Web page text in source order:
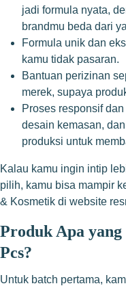
jadi formula nyata,
brandmu beda dari
Formula unik dan
kamu tidak pasaran.
Bantuan perizinan
merek, supaya
Proses responsif
desain kemasan,
produksi untuk
Kalau kamu ingin intip
pilih, kamu bisa mampir
& Kosmetik di website
Produk Apa
Pcs?
Untuk batch pertama,